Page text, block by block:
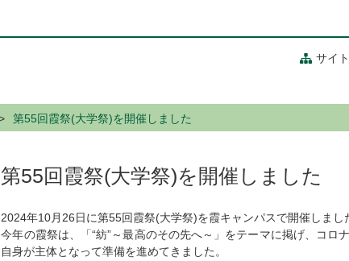
サイ
第55回霞祭(大学祭)を開催しました
第55回霞祭(大学祭)を開催しました
2024年10月26日に第55回霞祭(大学祭)を霞キャンパスで開催しまし
今年の霞祭は、「“紡”～最高のその先へ～」をテーマに掲げ、コロ
自身が主体となって準備を進めてきました。